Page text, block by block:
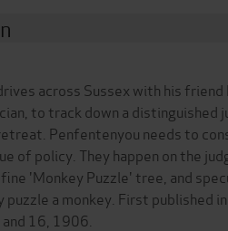
across Sussex with his
to track down a distinguished
Penfentenyou needs to
of policy. They happen on the
'Monkey Puzzle' tree, and
puzzle a monkey. First published
16, 1906.